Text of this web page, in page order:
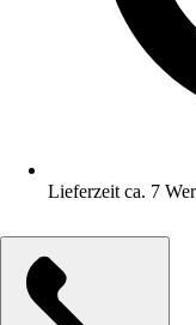
Lieferzeit ca. 7